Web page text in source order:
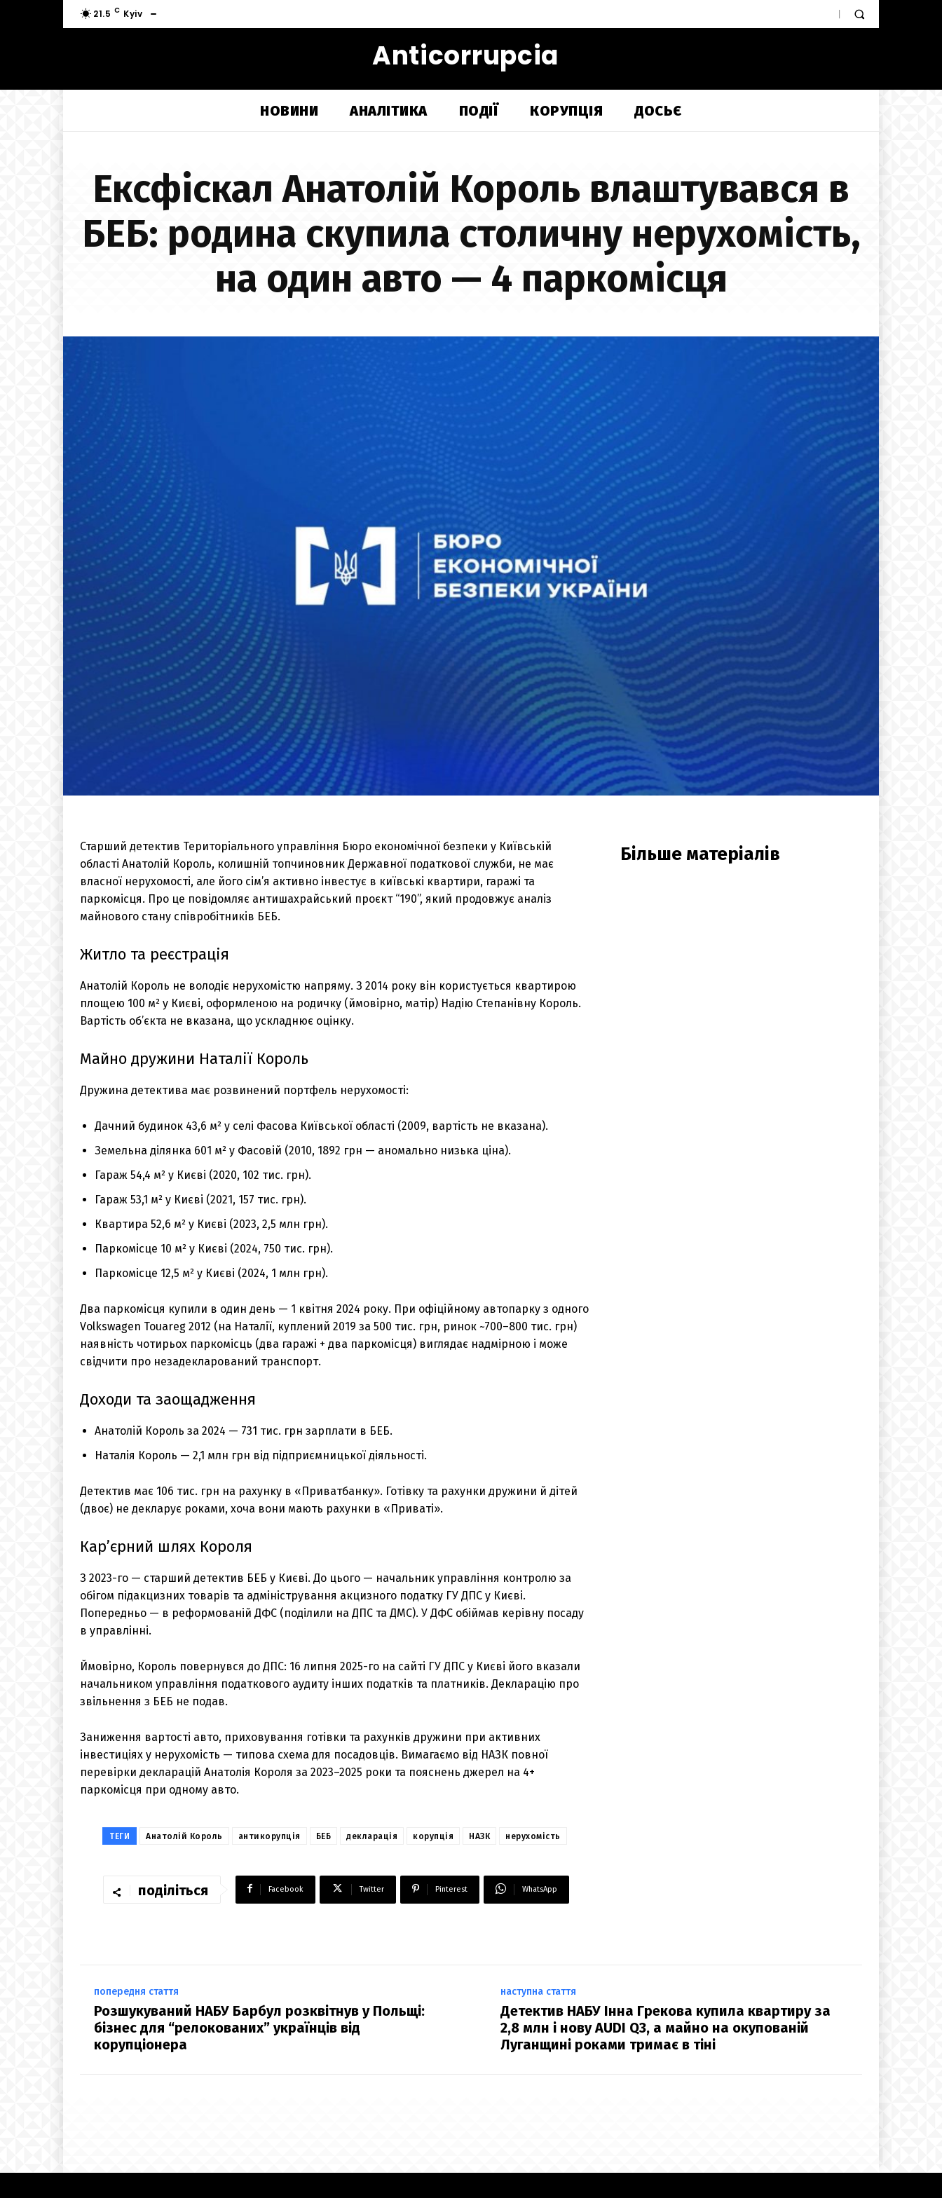
21.5 C Kyiv
Anticorrupcia
НОВИНИ АНАЛІТИКА ПОДІЇ КОРУПЦІЯ ДОСЬЄ
Ексфіскал Анатолій Король влаштувався в
БЕБ: родина скупила столичну нерухомість,
на один авто — 4 паркомісця
Старший детектив Територіального управління Бюро економічної безпеки у Київській
області Анатолій Король, колишній топчиновник Державної податкової служби, не має
власної нерухомості, але його сім’я активно інвестує в київські квартири, гаражі та
паркомісця. Про це повідомляє антишахрайський проєкт “190”, який продовжує аналіз
майнового стану співробітників БЕБ.
Житло та реєстрація
Анатолій Король не володіє нерухомістю напряму. З 2014 року він користується квартирою
площею 100 м² у Києві, оформленою на родичку (ймовірно, матір) Надію Степанівну Король.
Вартість об’єкта не вказана, що ускладнює оцінку.
Майно дружини Наталії Король
Дружина детектива має розвинений портфель нерухомості:
Дачний будинок 43,6 м² у селі Фасова Київської області (2009, вартість не вказана).
Земельна ділянка 601 м² у Фасовій (2010, 1892 грн — аномально низька ціна).
Гараж 54,4 м² у Києві (2020, 102 тис. грн).
Гараж 53,1 м² у Києві (2021, 157 тис. грн).
Квартира 52,6 м² у Києві (2023, 2,5 млн грн).
Паркомісце 10 м² у Києві (2024, 750 тис. грн).
Паркомісце 12,5 м² у Києві (2024, 1 млн грн).
Два паркомісця купили в один день — 1 квітня 2024 року. При офіційному автопарку з одного
Volkswagen Touareg 2012 (на Наталії, куплений 2019 за 500 тис. грн, ринок ~700–800 тис. грн)
наявність чотирьох паркомісць (два гаражі + два паркомісця) виглядає надмірною і може
свідчити про незадекларований транспорт.
Доходи та заощадження
Анатолій Король за 2024 — 731 тис. грн зарплати в БЕБ.
Наталія Король — 2,1 млн грн від підприємницької діяльності.
Детектив має 106 тис. грн на рахунку в «Приватбанку». Готівку та рахунки дружини й дітей
(двоє) не декларує роками, хоча вони мають рахунки в «Приваті».
Кар’єрний шлях Короля
З 2023-го — старший детектив БЕБ у Києві. До цього — начальник управління контролю за
обігом підакцизних товарів та адміністрування акцизного податку ГУ ДПС у Києві.
Попередньо — в реформованій ДФС (поділили на ДПС та ДМС). У ДФС обіймав керівну посаду
в управлінні.
Ймовірно, Король повернувся до ДПС: 16 липня 2025-го на сайті ГУ ДПС у Києві його вказали
начальником управління податкового аудиту інших податків та платників. Декларацію про
звільнення з БЕБ не подав.
Заниження вартості авто, приховування готівки та рахунків дружини при активних
інвестиціях у нерухомість — типова схема для посадовців. Вимагаємо від НАЗК повної
перевірки декларацій Анатолія Короля за 2023–2025 роки та пояснень джерел на 4+
паркомісця при одному авто.
ТЕГИ Анатолій Король антикорупція БЕБ декларація корупція НАЗК нерухомість
поділіться Facebook Twitter Pinterest WhatsApp
Більше матеріалів
попередня стаття
Розшукуваний НАБУ Барбул розквітнув у Польщі:
бізнес для “релокованих” українців від
корупціонера
наступна стаття
Детектив НАБУ Інна Грекова купила квартиру за
2,8 млн і нову AUDI Q3, а майно на окупованій
Луганщині роками тримає в тіні